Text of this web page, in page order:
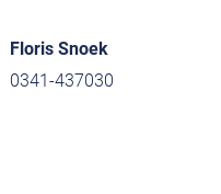
Floris Snoek
0341-437030